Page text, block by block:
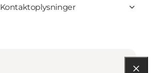
Kontaktoplysninger